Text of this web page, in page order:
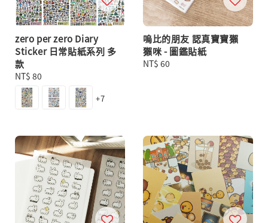
zero per zero Diary
Sticker 日常貼紙系列 多
款
Regular
price
NT$ 80
+7
嗚比的朋友 認真寶寶獺
獺咪 - 圖鑑貼紙
Regular
NT$ 60